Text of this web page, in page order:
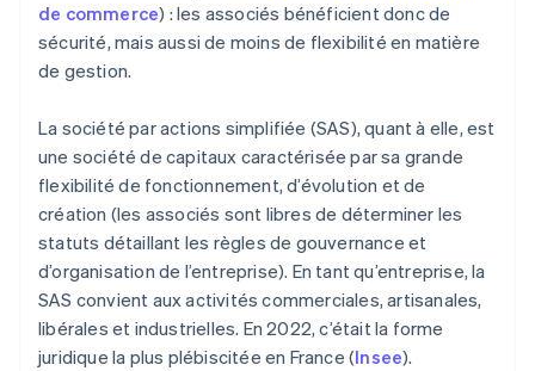
de commerce) : les associés bénéficient donc de
sécurité, mais aussi de moins de flexibilité en matière
de gestion.
La société par actions simplifiée (SAS), quant à elle, est
une société de capitaux caractérisée par sa grande
flexibilité de fonctionnement, d’évolution et de
création (les associés sont libres de déterminer les
statuts détaillant les règles de gouvernance et
d’organisation de l’entreprise). En tant qu’entreprise, la
SAS convient aux activités commerciales, artisanales,
libérales et industrielles. En 2022, c’était la forme
juridique la plus plébiscitée en France (Insee).